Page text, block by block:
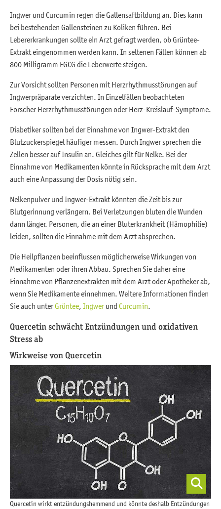
Ingwer und Curcumin regen die Gallensaftbildung an. Dies kann
bei bestehenden Gallensteinen zu Koliken führen. Bei
Lebererkrankungen sollte ein Arzt gefragt werden, ob Grüntee-
Extrakt eingenommen werden kann. In seltenen Fällen können ab
800 Milligramm EGCG die Leberwerte steigen.
Zur Vorsicht sollten Personen mit Herzrhythmusstörungen auf
Ingwerpräparate verzichten. In Einzelfällen beobachteten
Forscher Herzrhythmusstörungen oder Herz-Kreislauf-Symptome.
Diabetiker sollten bei der Einnahme von Ingwer-Extrakt den
Blutzuckerspiegel häufiger messen. Durch Ingwer sprechen die
Zellen besser auf Insulin an. Gleiches gilt für Nelke. Bei der
Einnahme von Medikamenten könnte in Rücksprache mit dem Arzt
auch eine Anpassung der Dosis nötig sein.
Nelkenpulver und Ingwer-Extrakt könnten die Zeit bis zur
Blutgerinnung verlängern. Bei Verletzungen bluten die Wunden
dann länger. Personen, die an einer Bluterkrankheit (Hämophilie)
leiden, sollten die Einnahme mit dem Arzt absprechen.
Die Heilpflanzen beeinflussen möglicherweise Wirkungen von
Medikamenten oder ihren Abbau. Sprechen Sie daher eine
Einnahme von Pflanzenextrakten mit dem Arzt oder Apotheker ab,
wenn Sie Medikamente einnehmen. Weitere Informationen finden
Sie auch unterGrüntee, Ingwerund Curcumin.
Quercetin schwächt Entzündungen und oxidativen
Stress ab
Wirkweise von Quercetin
Quercetin wirkt entzündungshemmend und könnte deshalb Entzündungen